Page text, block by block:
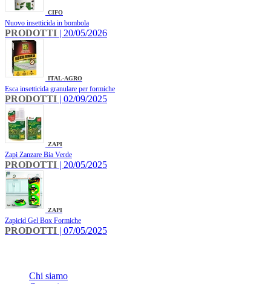
CIFO
Nuovo insetticida in bombola
PRODOTTI | 20/05/2026
ITAL-AGRO
Esca insetticida granulare per formiche
PRODOTTI | 02/09/2025
ZAPI
Zapi Zanzare Bia Verde
PRODOTTI | 20/05/2025
ZAPI
Zapicid Gel Box Formiche
PRODOTTI | 07/05/2025
Chi siamo